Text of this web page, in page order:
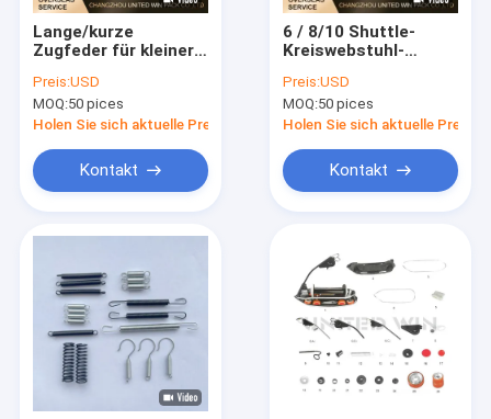
Produkte
Videos
Über uns
Lange/kurze
Zugfeder für kleiner
Kreiswebstuhl-
Ersatzteile sechs
Shuttle
Preis:USD
MOQ:50 pices
Holen Sie sich aktuelle Preis
Kontakt
6 / 8/10 Shuttle-
Kreiswebstuhl-
die Auflage ab, die
105mm mit
Seitenverkleidung
Preis:USD
MOQ:50 pices
Holen Sie sich aktuelle Preis
Kontakt